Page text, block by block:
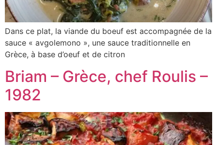
Dans ce plat, la viande du boeuf est accompagnée de la
sauce « avgolemono », une sauce traditionnelle en
Grèce, à base d’oeuf et de citron
Briam – Grèce, chef Roulis –
1982